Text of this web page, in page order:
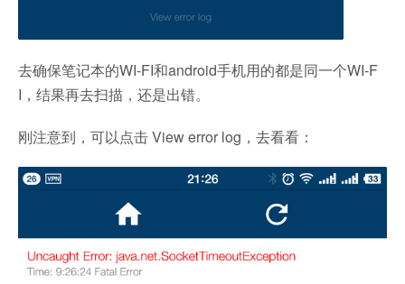
去确保笔记本的WI-FI和android手机用的都是同一个WI-F
I，结果再去扫描，还是出错。
刚注意到，可以点击 View error log，去看看：